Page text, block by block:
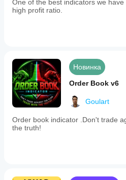
every
second
real-
time,
lag-
free
risk
status
feedback.
It
does
serves
One of the best indicators we
high profit ratio.
Новинка
Order Book v6
Goulart
Order book indicator .Don't trade
the truth!